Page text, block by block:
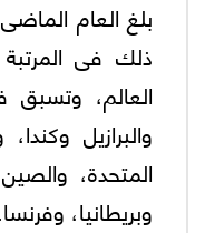
ذلك فى
العالم، وتسبق
والبرازيل
المتحدة،
وبريطانيا،